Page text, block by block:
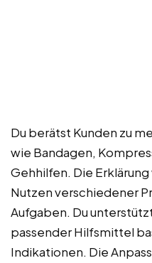
Du berätst Kunden zu
wie Bandagen,
Gehhilfen. Die
Nutzen verschiedener
Aufgaben. Du
passender Hilfsmittel
Indikationen. Die